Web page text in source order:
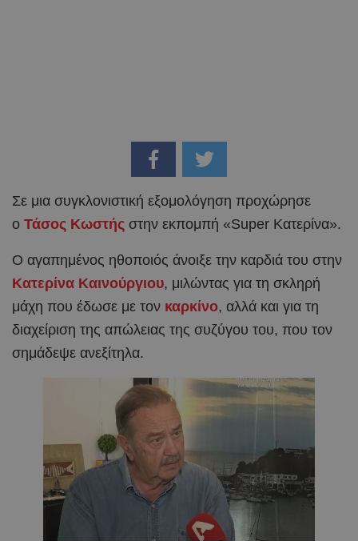
Σε μια συγκλονιστική εξομολόγηση προχώρησε
ο Τάσος Κωστής στην εκπομπή «Super Κατερίνα».
Ο αγαπημένος ηθοποιός άνοιξε την καρδιά του στην
Κατερίνα Καινούργιου, μιλώντας για τη σκληρή
μάχη που έδωσε με τον καρκίνο, αλλά και για τη
διαχείριση της απώλειας της συζύγου του, που τον
σημάδεψε ανεξίτηλα.